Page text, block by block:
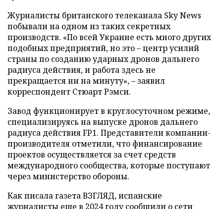
Журналисты британского телеканала Sky News
побывали на одном из таких секретных
производств. «По всей Украине есть много других
подобных предприятий, но это – центр усилий
страны по созданию ударных дронов дальнего
радиуса действия, и работа здесь не
прекращается ни на минуту», – заявил
корреспондент Стюарт Рэмси.
Завод функционирует в круглосуточном режиме,
специализируясь на выпуске дронов дальнего
радиуса действия FP1. Представители компании-
производителя отметили, что финансирование
проектов осуществляется за счет средств
международного сообщества, которые поступают
через министерство обороны.
Как писала газета ВЗГЛЯД, испанские
журналисты еще в 2024 годусообщили о сети